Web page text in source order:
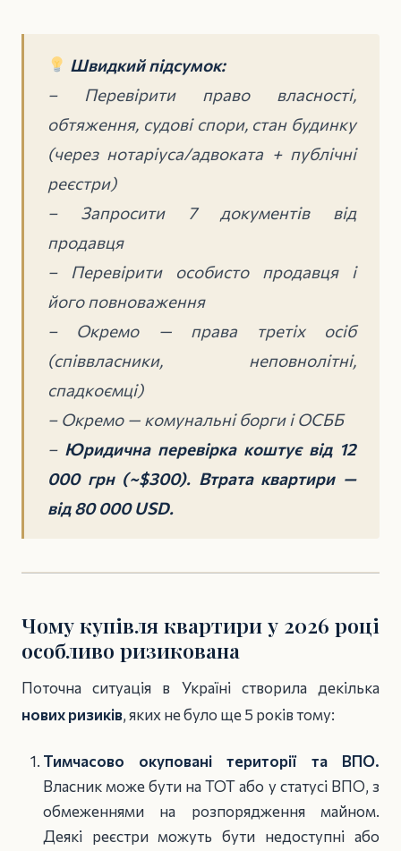
Швидкий підсумок:
– Перевірити право власності,
обтяження, судові спори, стан будинку
(через нотаріуса/адвоката + публічні
реєстри)
– Запросити 7 документів від
продавця
– Перевірити особисто продавця і
його повноваження
– Окремо — права третіх осіб
(співвласники, неповнолітні,
спадкоємці)
– Окремо — комунальні борги і ОСББ
– Юридична перевірка коштує від 12
000 грн (~$300). Втрата квартири —
від 80 000 USD.
Чому купівля квартири у 2026 році
особливо ризикована
Поточна ситуація в Україні створила декілька
нових ризиків, яких не було ще 5 років тому:
Тимчасово окуповані території та ВПО.
Власник може бути на ТОТ або у статусі ВПО, з
обмеженнями на розпорядження майном.
Деякі реєстри можуть бути недоступні або